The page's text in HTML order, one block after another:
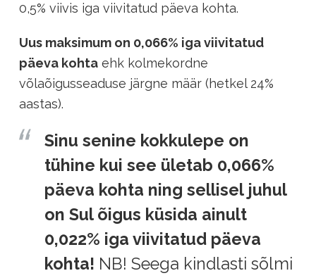
0,5% viivis iga viivitatud päeva kohta.
Uus maksimum on 0,066% iga viivitatud
päeva kohta ehk kolmekordne
võlaõigusseaduse järgne määr (hetkel 24%
aastas).
Sinu senine kokkulepe on
tühine kui see ületab 0,066%
päeva kohta ning sellisel juhul
on Sul õigus küsida ainult
0,022% iga viivitatud päeva
kohta! NB! Seega kindlasti sõlmi